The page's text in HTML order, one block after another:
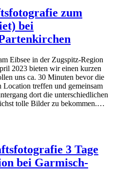
zum
bei
Eibsee in der Zugspitz-Region
2023 bieten wir einen kurzen
uns ca. 30 Minuten bevor die
Location treffen und gemeinsam
dort die unterschiedlichen
tolle Bilder zu bekommen.…
3 Tage
bei Garmisch-